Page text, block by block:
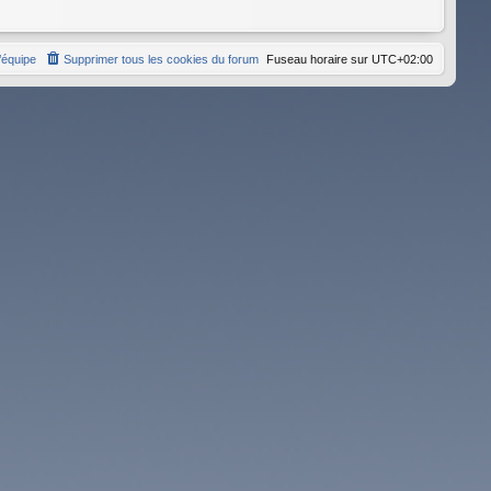
Fuseau horaire sur UTC+02:00
Supprimer tous les cookies du forum